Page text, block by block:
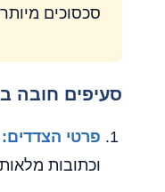
סכסוכים
סעיפים חובה
פרטי הצדדים:
וכתובות